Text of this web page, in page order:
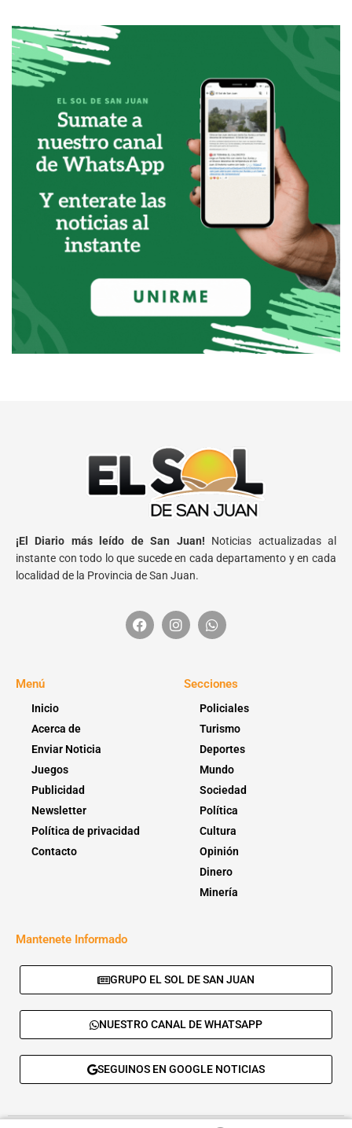
¡El Diario más leído de San Juan! Noticias actualizadas al
instante con todo lo que sucede en cada departamento y en cada
localidad de la Provincia de San Juan.
Menú
Inicio
Acerca de
Enviar Noticia
Juegos
Publicidad
Newsletter
Política de privacidad
Contacto
Secciones
Policiales
Turismo
Deportes
Mundo
Sociedad
Política
Cultura
Opinión
Dinero
Minería
Mantenete Informado
GRUPO EL SOL DE SAN JUAN
NUESTRO CANAL DE WHATSAPP
SEGUINOS EN GOOGLE NOTICIAS